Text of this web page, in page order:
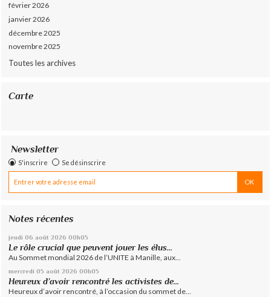
février 2026
janvier 2026
décembre 2025
novembre 2025
Toutes les archives
Carte
Newsletter
S'inscrire Se désinscrire
Notes récentes
jeudi 06 août 2026 00h05
Le rôle crucial que peuvent jouer les élus...
Au Sommet mondial 2026 de l’UNITE à Manille, aux...
mercredi 05 août 2026 00h05
Heureux d’avoir rencontré les activistes de...
Heureux d’avoir rencontré, à l’occasion du sommet de...